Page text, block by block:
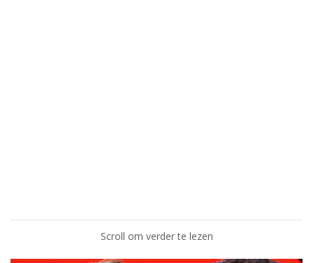
Scroll om verder te lezen